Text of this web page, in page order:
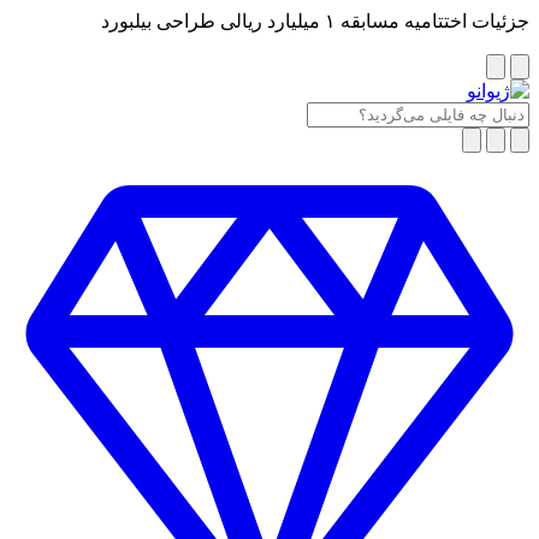
جزئیات اختتامیه مسابقه ۱ میلیارد ریالی طراحی بیلبورد